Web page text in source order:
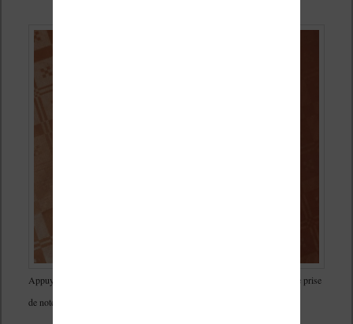
Appuyez sur un mot avec votre doigt pour sélectionner et ouvrir l’outil de prise
de note sur l’ebook